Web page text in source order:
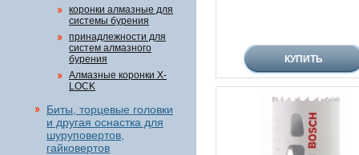
коронки алмазные для
системы бурения
принадлежности для
систем алмазного
бурения
Алмазные коронки X-
LOCK
Биты, торцевые головки
и другая оснастка для
шуруповертов,
гайковертов